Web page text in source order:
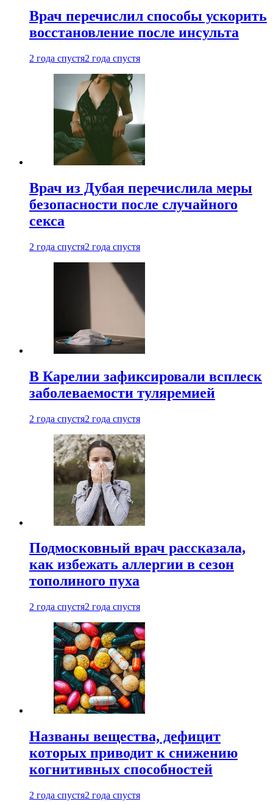
Врач перечислил способы ускорить
восстановление после инсульта
2 года спустя2 года спустя
Врач из Дубая перечислила меры
безопасности после случайного
секса
2 года спустя2 года спустя
В Карелии зафиксировали всплеск
заболеваемости туляремией
2 года спустя2 года спустя
Подмосковный врач рассказала,
как избежать аллергии в сезон
тополиного пуха
2 года спустя2 года спустя
Названы вещества, дефицит
которых приводит к снижению
когнитивных способностей
2 года спустя2 года спустя